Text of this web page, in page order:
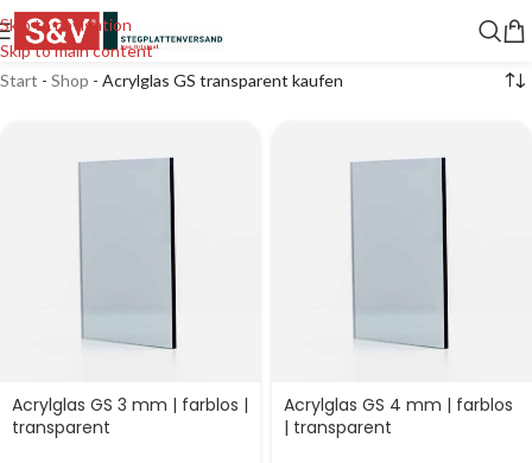
Skip to navigation
Skip to main content
Start - Shop - Acrylglas GS transparent kaufen
Acrylglas GS 3 mm | farblos |
transparent
Acrylglas GS 4 mm | farblos
| transparent